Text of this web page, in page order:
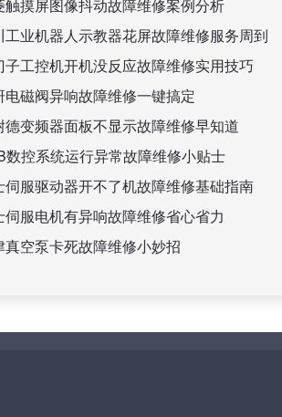
触摸屏图像抖动故障维修案例分析
工业机器人示教器花屏故障维修服务周到
子工控机开机没反应故障维修实用技巧
电磁阀异响故障维修一键搞定
德变频器面板不显示故障维修早知道
数控系统运行异常故障维修小贴士
伺服驱动器开不了机故障维修基础指南
伺服电机有异响故障维修省心省力
真空泵卡死故障维修小妙招